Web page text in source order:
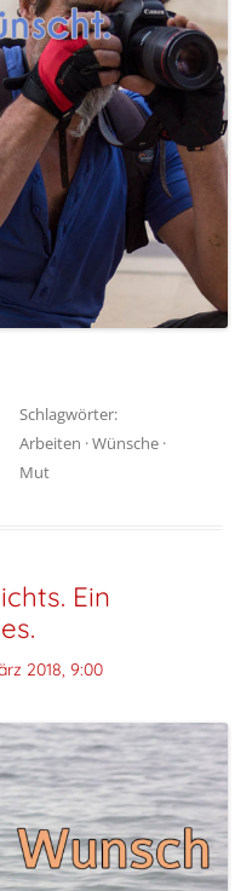
Schlagwörter:
Arbeiten ·Wünsche ·
Mut
Ein
2018, 9:00